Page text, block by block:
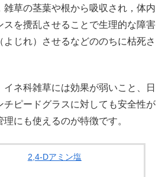
雑草の茎葉や根から吸収され，体内
スを攪乱させることで生理的な障害
よじれ）させるなどののちに枯死さ
イネ科雑草には効果が弱いこと、日
チピードグラスに対しても安全性が
にも使えるのが特徴です。
2,4-Dアミン塩